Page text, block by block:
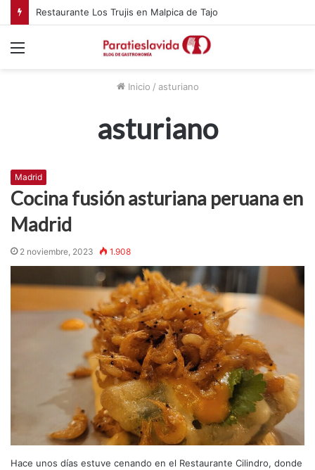
Restaurante Los Trujis en Malpica de Tajo
Inicio / asturiano
asturiano
Madrid
Cocina fusión asturiana peruana en
Madrid
2 noviembre, 2023 1.908
Hace unos días estuve cenando en el Restaurante Cilindro, donde